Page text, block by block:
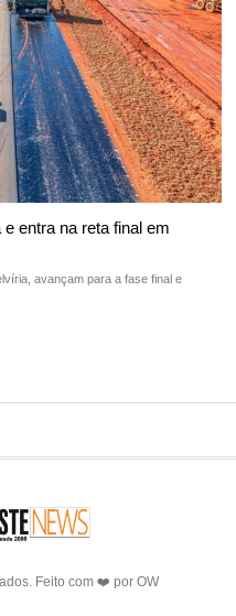
entra na reta final em
avançam para a fase final e
Feito com ❤️ por OW